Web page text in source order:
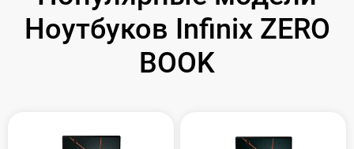
Ноутбуков Infinix ZERO
BOOK